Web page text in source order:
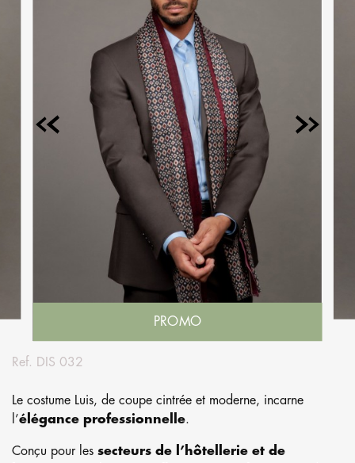
PROMO
Ref. DIS 032
Le costume Luis, de coupe cintrée et moderne, incarne
l’élégance professionnelle.
Conçu pour les secteurs de l’hôtellerie et de